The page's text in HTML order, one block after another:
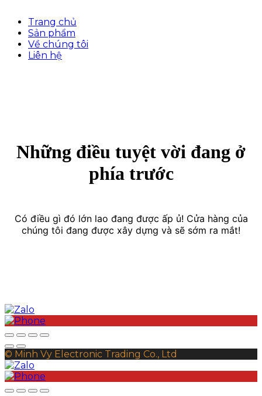
Trang chủ
Sản phẩm
Về chúng tôi
Liên hệ
Những điều tuyệt vời đang ở
phía trước
Có điều gì đó lớn lao đang được ấp ủ! Cửa hàng của
chúng tôi đang được xây dựng và sẽ sớm ra mắt!
© Minh Vy Electronic Trading Co., Ltd